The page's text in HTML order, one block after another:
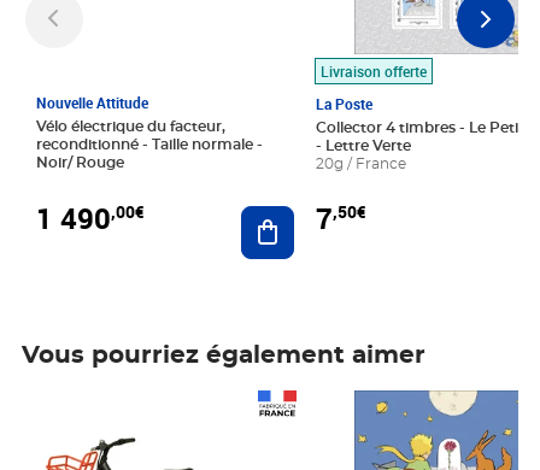
Nouvelle Attitude
Vélo électrique du facteur,
reconditionné - Taille normale -
Noir/ Rouge
1 490,00€ Ajouter au panier
Livraison offerte
La Poste
Collector 4 timbres - Le Petit
- Lettre Verte
20g / France
7,50€
Vous pourriez également aimer
Prix 7,50€